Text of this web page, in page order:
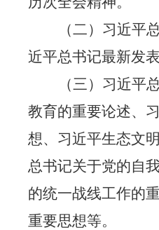
（二）习近平
近平总书记最新发
（三）习近平
教育的重要论述、
想、习近平生态文
总书记关于党的自
的统一战线工作的
重要思想等。